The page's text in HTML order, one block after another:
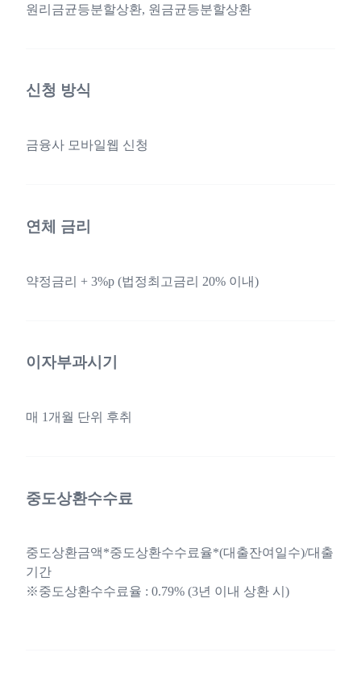
원리금균등분할상환, 원금균등분할상환
신청 방식
금융사 모바일웹 신청
연체 금리
약정금리 + 3%p (법정최고금리 20% 이내)
이자부과시기
매 1개월 단위 후취
중도상환수수료
중도상환금액*중도상환수수료율*(대출잔여일수)/대출
기간
※중도상환수수료율 : 0.79% (3년 이내 상환 시)